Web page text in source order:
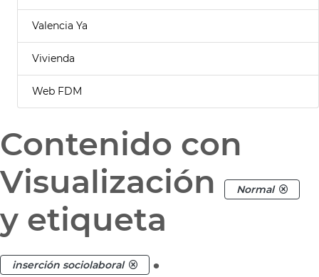
Valencia Ya
Vivienda
Web FDM
Contenido con
Visualización
Normal
y etiqueta
inserción sociolaboral .